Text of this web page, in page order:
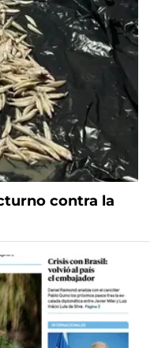
contra la